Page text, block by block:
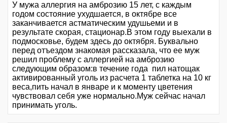
У мужа аллергия на амброзию 15 лет, с каждым
годом состояние ухудшается, в октябре все
заканчивается астматическим удушьеми и в
результате скорая, стационар.В этом году выехали в
подмосковье, будем здесь до октября. Буквально
перед отъездом знакомая рассказала, что ее муж
решил проблему с аллергией на амброзию
следующим образом:в течение года пил натощак
активированный уголь из расчета 1 таблетка на 10 кг
веса,пить начал в январе и к моменту цветения
чувствовал себя уже нормально.Муж сейчас начал
принимать уголь.